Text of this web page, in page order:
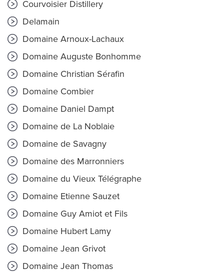
Courvoisier Distillery
Delamain
Domaine Arnoux-Lachaux
Domaine Auguste Bonhomme
Domaine Christian Sérafin
Domaine Combier
Domaine Daniel Dampt
Domaine de La Noblaie
Domaine de Savagny
Domaine des Marronniers
Domaine du Vieux Télégraphe
Domaine Etienne Sauzet
Domaine Guy Amiot et Fils
Domaine Hubert Lamy
Domaine Jean Grivot
Domaine Jean Thomas